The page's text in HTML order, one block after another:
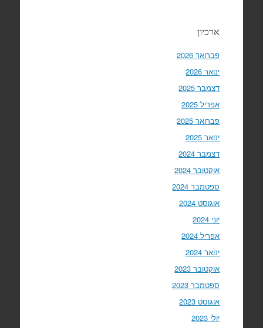
ארכיון
פברואר 2026
ינואר 2026
דצמבר 2025
אפריל 2025
פברואר 2025
ינואר 2025
דצמבר 2024
אוקטובר 2024
ספטמבר 2024
אוגוסט 2024
יוני 2024
אפריל 2024
ינואר 2024
אוקטובר 2023
ספטמבר 2023
אוגוסט 2023
יולי 2023